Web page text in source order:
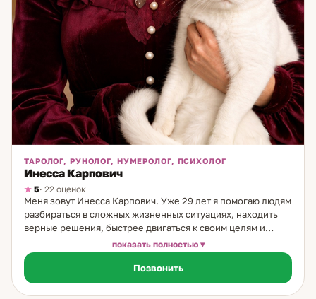
ТАРОЛОГ, РУНОЛОГ, НУМЕРОЛОГ, ПСИХОЛОГ
Инесса Карпович
5· 22 оценок
Меня зовут Инесса Карпович. Уже 29 лет я помогаю людям
разбираться в сложных жизненных ситуациях, находить
верные решения, быстрее двигаться к своим целям и
раскрывать внутренние ресурсы. В моей практике
соединяются психология, Таро, руны, карты Мадам
Ленорман, нумерология, энергетические практики,
регрессивные сеансы, нейрографика, сказкотерапия и
медитации на тибетских поющих чашах. Мой дар
показать полностью
Позвонить